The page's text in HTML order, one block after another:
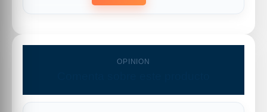
OPINION